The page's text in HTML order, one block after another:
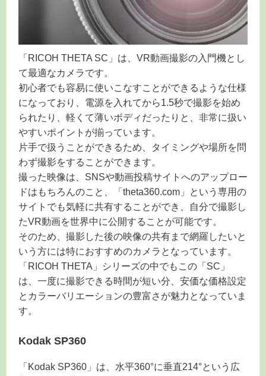
「RICOH THETA SC」は、VR動画撮影の入門機とし
て最適なカメラです。
初心者でも容易に使いこなすことができるような仕様
になっており、電源を入れてから1.5秒で撮影を始め
られたり、軽くて薄いボディだったりと、非常に扱い
やすいポイントが揃っています。
片手で扱うことができるため、タイミングや場所を問
わず撮影をすることができます。
撮った映像は、SNSや動画投稿サイトへのアップロー
ドはもちろんのこと、「theta360.com」という専用の
サイトでも気軽に共有することができ、自分で撮影し
たVR動画を世界中に公開することが可能です。
そのため、撮影した後の映像の共有まで網羅したいと
いう方には特におすすめのカメラとなっています。
「RICOH THETA」シリーズの中でもこの「SC」
は、一度に撮影できる時間が短い分、安価な価格設定
とカラーバリエーションの豊富さが魅力となっていま
す。
Kodak SP360
「Kodak SP360」は、水平360°に垂直214°という広